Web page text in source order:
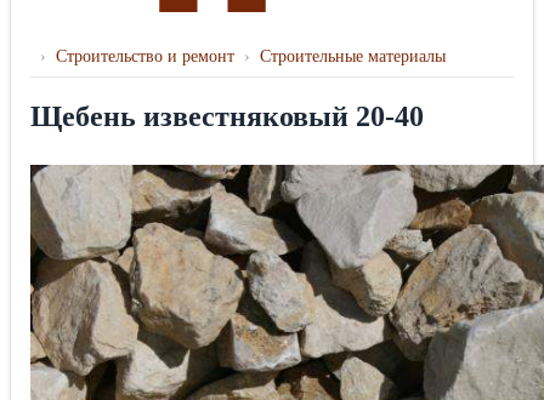
› Строительство и ремонт › Строительные материалы
Щебень известняковый 20-40